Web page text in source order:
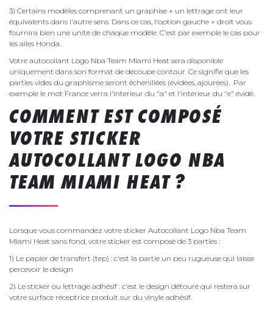
3) Certains modèles comprenant un graphise + un lettrage ont leur
équivalents dans l'autre sens. Dans ce cas, l'option gauche + droit vous
fournira bien une unité de chaque modèle. C'est par exemple le cas pour
les ailes Honda.
Votre autocollant Logo Nba Team Miami Heat sera disponible
uniquement dans son format de découpe contour. Ce signifie que les
parties vides du graphisme seront échenillées (évidées, ajourées). Par
exemple le mot France verra l'interieur du "a" et l'intérieur du "e" évidé.
COMMENT EST COMPOSÉ
VOTRE STICKER
AUTOCOLLANT LOGO NBA
TEAM MIAMI HEAT ?
Lorsque vous commandez votre sticker Autocollant Logo Nba Team
Miami Heat sans fond, votre sticker est composé de 3 parties :
1) Le papier de transfert (tep) : c'est la partie un peu rugueuse qui laisse
percevoir le design
2) Le sticker ou lettrage adhésif : c'est le design détouré qui restera sur
votre surface réceptrice produit sur du vinyle adhésif.